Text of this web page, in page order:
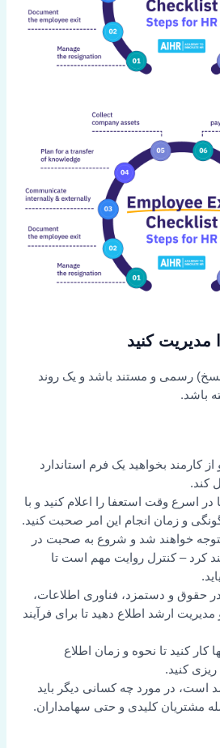
رسمی و مستند باشد و یک روند
باشد.
از کارمند بخواهید یک فرم استاندارد
کند.
در اسرع وقت استعفا را اعلام کنید و با
و زمان انجام این امر صحبت کنید.
خواهند شد و شروع به صحبت در
کرد – کنترل روایت مهم است تا
در حقوق و دستمزد، فناوری اطلاعات،
ارشد اطلاع دهید تا برای فرآیند
کار کنید تا نحوه و زمان اطلاع
ریزی کنید.
است، در مورد چه کسانی دیگر باید
مشتریان کلیدی و حتی سهامداران.